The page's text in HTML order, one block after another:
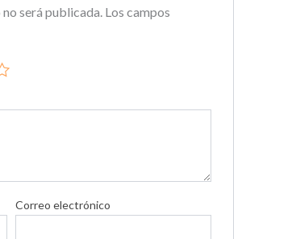
será publicada. Los campos
Correo electrónico